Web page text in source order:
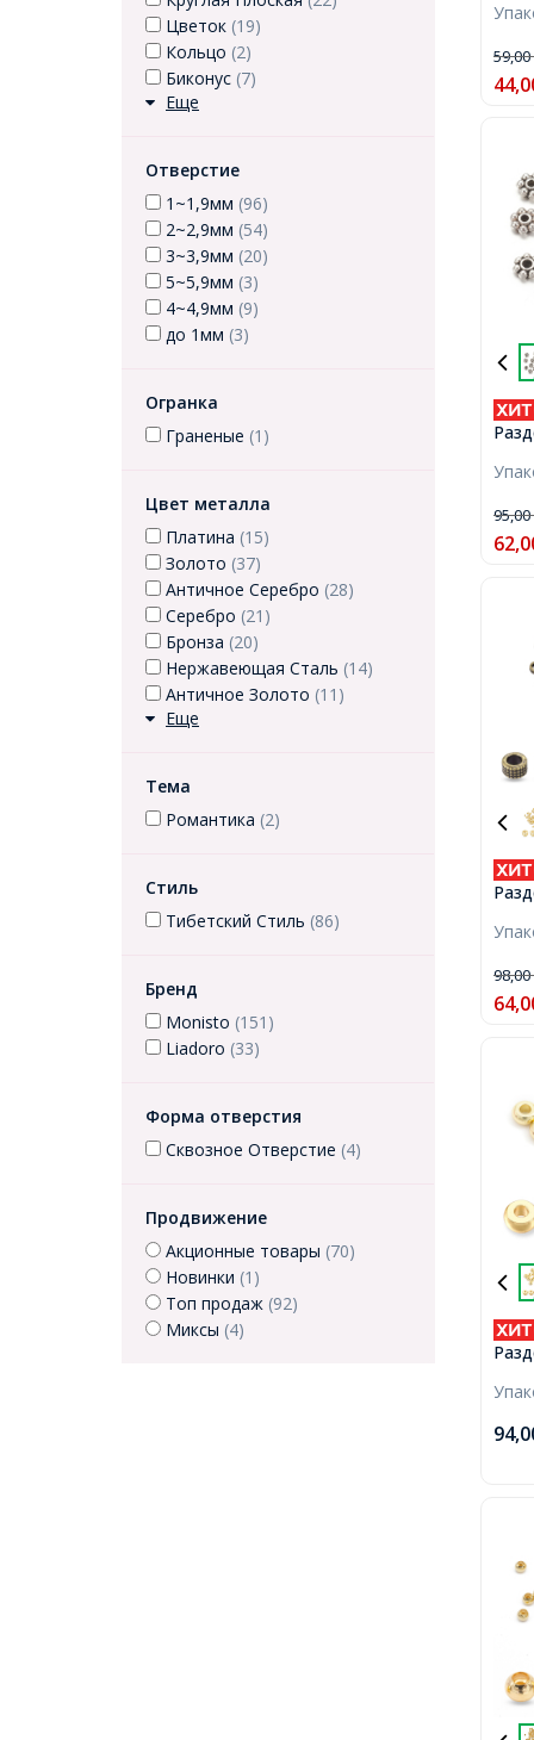
Цветок (19)
Кольцо (2)
Биконус (7)
Еще
Отверстие
1~1,9мм (96)
2~2,9мм (54)
3~3,9мм (20)
5~5,9мм (3)
4~4,9мм (9)
до 1мм (3)
Огранка
Граненые (1)
Цвет металла
Платина (15)
Золото (37)
Античное Серебро (28)
Серебро (21)
Бронза (20)
Нержавеющая Сталь (14)
Античное Золото (11)
Еще
Тема
Романтика (2)
Стиль
Тибетский Стиль (86)
Бренд
Monisto (151)
Liadoro (33)
Форма отверстия
Сквозное Отверстие (4)
Продвижение
Акционные товары (70)
Новинки (1)
Топ продаж (92)
Миксы (4)